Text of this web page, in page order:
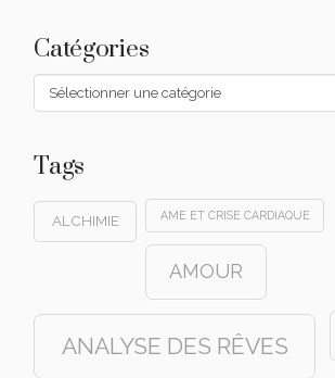
Catégories
Catégories
Tags
ALCHIMIE AME ET CRISE CARDIAQUE
AMOUR
ANALYSE DES RÊVES